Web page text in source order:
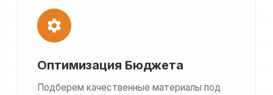
Оптимизация Бюджета
Подберем качественные материалы под